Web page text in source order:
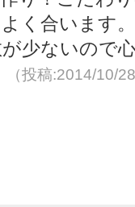
く合います
少ないので
（投稿:2014/10/